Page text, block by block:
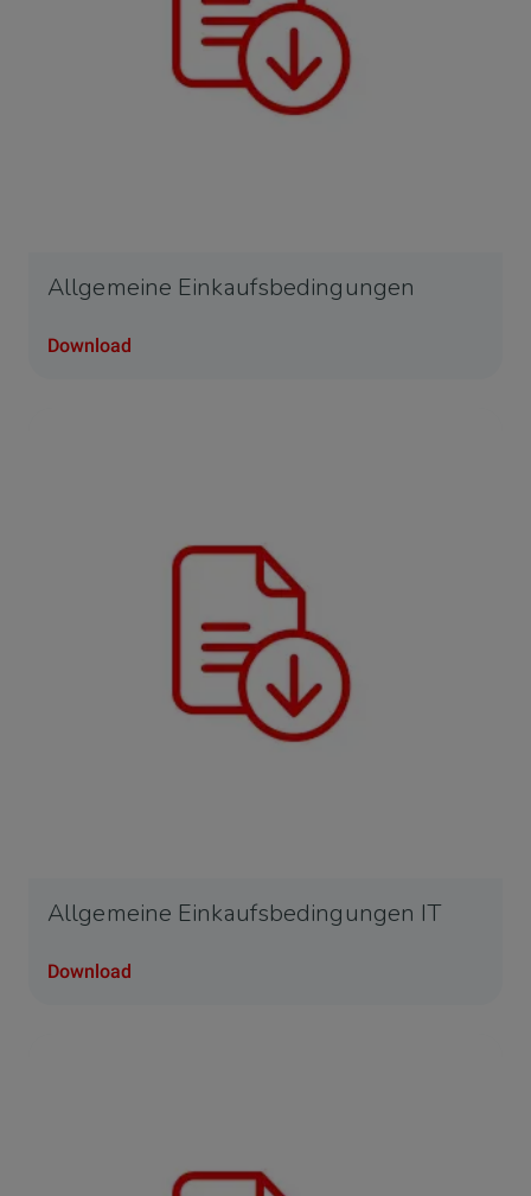
Allgemeine Einkaufsbedingungen
Download
Allgemeine Einkaufsbedingungen IT
Download